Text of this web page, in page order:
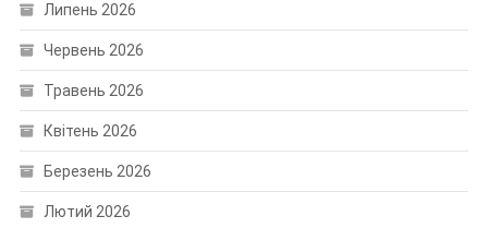
Липень 2026
Червень 2026
Травень 2026
Квітень 2026
Березень 2026
Лютий 2026